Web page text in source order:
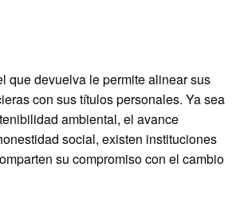
que devuelva le permite alinear sus
con sus títulos personales. Ya sea
ambiental, el avance
social, existen instituciones
su compromiso con el cambio